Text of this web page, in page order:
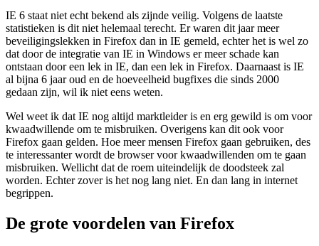
IE 6 staat niet echt bekend als zijnde veilig. Volgens de laatste
statistieken is dit niet helemaal terecht. Er waren dit jaar meer
beveiligingslekken in Firefox dan in IE gemeld, echter het is wel zo
dat door de integratie van IE in Windows er meer schade kan
ontstaan door een lek in IE, dan een lek in Firefox. Daarnaast is IE
al bijna 6 jaar oud en de hoeveelheid bugfixes die sinds 2000
gedaan zijn, wil ik niet eens weten.
Wel weet ik dat IE nog altijd marktleider is en erg gewild is om voor
kwaadwillende om te misbruiken. Overigens kan dit ook voor
Firefox gaan gelden. Hoe meer mensen Firefox gaan gebruiken, des
te interessanter wordt de browser voor kwaadwillenden om te gaan
misbruiken. Wellicht dat de roem uiteindelijk de doodsteek zal
worden. Echter zover is het nog lang niet. En dan lang in internet
begrippen.
De grote voordelen van Firefox